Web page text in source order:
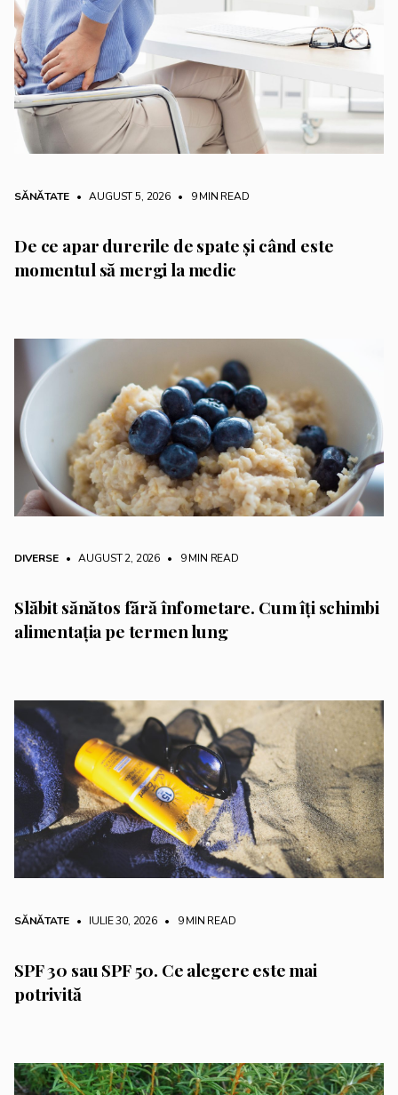
SĂNĂTATE • AUGUST 5, 2026 • 9 MIN READ
De ce apar durerile de spate și când este
momentul să mergi la medic
DIVERSE • AUGUST 2, 2026 • 9 MIN READ
Slăbit sănătos fără înfometare. Cum îți schimbi
alimentația pe termen lung
SĂNĂTATE • IULIE 30, 2026 • 9 MIN READ
SPF 30 sau SPF 50. Ce alegere este mai
potrivită